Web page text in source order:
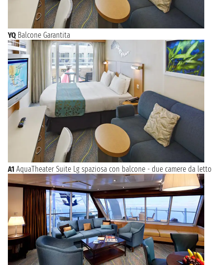
YQ Balcone Garantita
A1 AquaTheater Suite Lg spaziosa con balcone - due camere da letto